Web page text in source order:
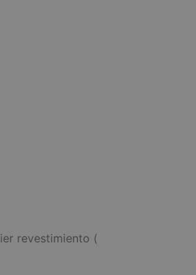
revestimiento (